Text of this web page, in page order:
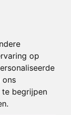
op
ons
te begrijpen